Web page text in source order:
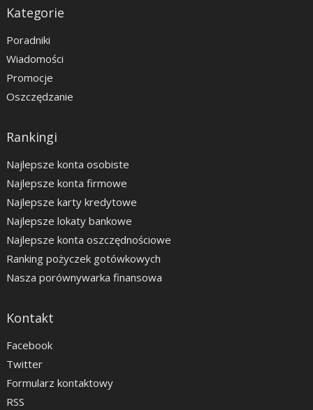
Kategorie
Poradniki
Wiadomości
Promocje
Oszczędzanie
Rankingi
Najlepsze konta osobiste
Najlepsze konta firmowe
Najlepsze karty kredytowe
Najlepsze lokaty bankowe
Najlepsze konta oszczędnościowe
Ranking pożyczek gotówkowych
Nasza porównywarka finansowa
Kontakt
Facebook
Twitter
Formularz kontaktowy
RSS